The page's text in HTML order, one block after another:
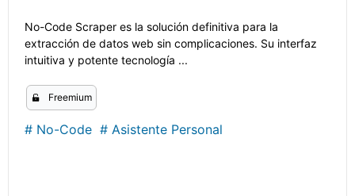
No-Code Scraper es la solución definitiva para la
extracción de datos web sin complicaciones. Su interfaz
intuitiva y potente tecnología ...
Freemium
# No-Code # Asistente Personal